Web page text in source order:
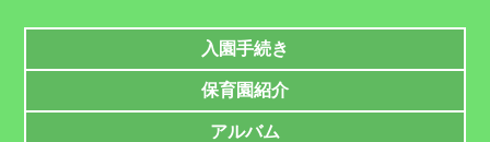
入園手続き
保育園紹介
アルバム